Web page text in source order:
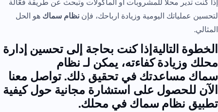
إذا كنت تدير محلًا للمشروبات أو المأكولات وتبحث عن طريقة فعّالة
لتحسين عملياتك اليومية وزيادة ارباحك، فإن نظام سماك هو الحل
المثالي.
الخطوة التاليةإذا كنت بحاجة إلى تحسين إدارة
محلك وزيادةكفاءته، يمكن لـنظام
سماك مساعدتك في تحقيق ذلك. تواصل معنا
الآن للحصول على استشارة مجانية حول كيفية
تطبيق نظام سماك في محلك.